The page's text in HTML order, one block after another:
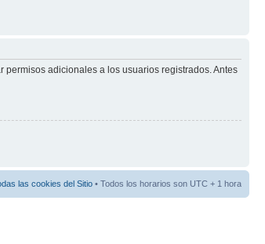
adicionales a los usuarios registrados. Antes
las cookies del Sitio • Todos los horarios son UTC + 1 hora